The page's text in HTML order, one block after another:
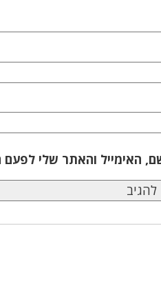
האימייל והאתר שלי